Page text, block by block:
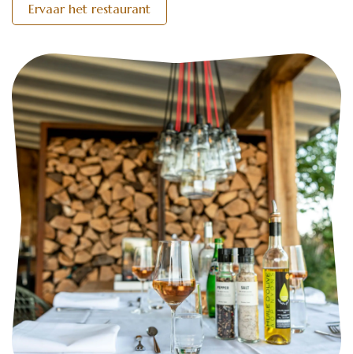
Ervaar het restaurant